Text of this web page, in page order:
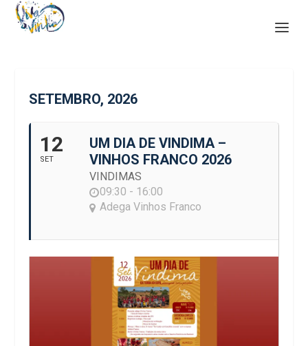
SETEMBRO, 2026
12
SET
UM DIA DE VINDIMA –
VINHOS FRANCO 2026
VINDIMAS
09:30 - 16:00
Adega Vinhos Franco